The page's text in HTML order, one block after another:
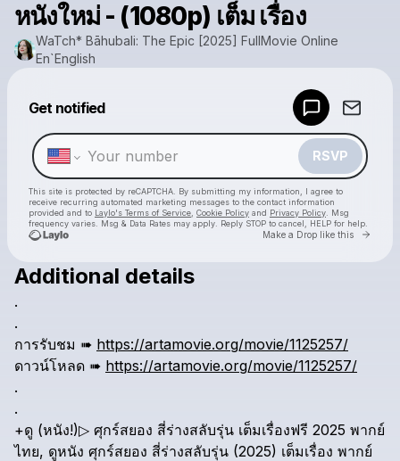
หนังใหม่ - (1080p) เต็ม เรื่อง
WaTch* Bāhubali: The Epic [2025] FullMovie Online
En`English
Get notified
RSVP
This site is protected by reCAPTCHA. By submitting my information, I agree to
receive recurring automated marketing messages to the contact information
provided and to Laylo's Terms of Service Cookie Policy and Privacy Policy . Msg
frequency varies. Msg & Data Rates may apply. Reply STOP to cancel, HELP for help.
Make a Drop like this Go
WaTch* Bāhubali: The Epic [2025] FullMovie Online En`English
Check your texts
Additional details
.
.
การรับชม ➠ https://artamovie.org/movie/1125257/
ดาวน์โหลด ➠ https://artamovie.org/movie/1125257/
.
.
+ดู (หนัง!)▷ ศุกร์สยอง สี่ร่างสลับรุ่น เต็มเรื่องฟรี 2025 พากย์
ไทย, ดูหนัง ศุกร์สยอง สี่ร่างสลับรุ่น (2025) เต็มเรื่อง พากย์